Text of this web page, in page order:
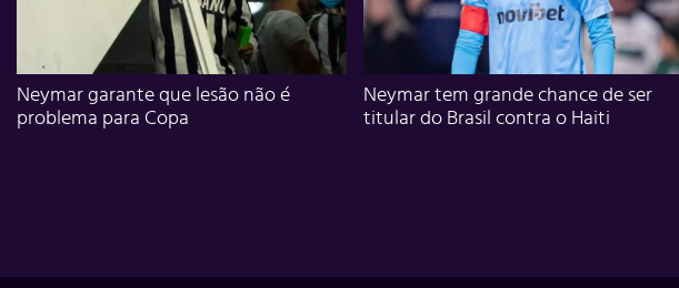
Neymar garante que lesão não é
problema para Copa
Neymar tem grande chance de ser
titular do Brasil contra o Haiti